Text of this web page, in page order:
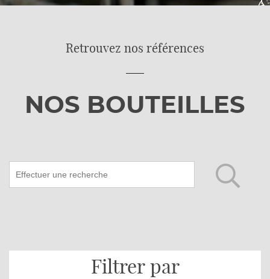
NOS BOUTEILLES
Retrouvez nos références
Filtrer par